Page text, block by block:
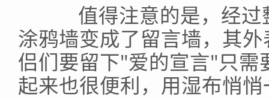
值得注意的是，经过
涂鸦墙变成了留言墙，其
侣们要留下"爱的宣言"只
起来也很便利，用湿布悄